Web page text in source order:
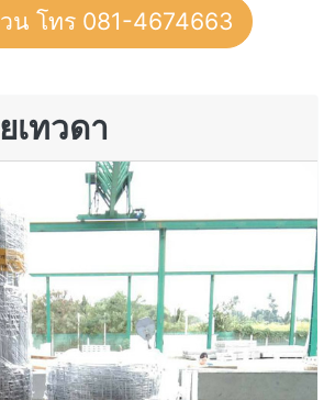
น โทร 081-4674663
เทวดา